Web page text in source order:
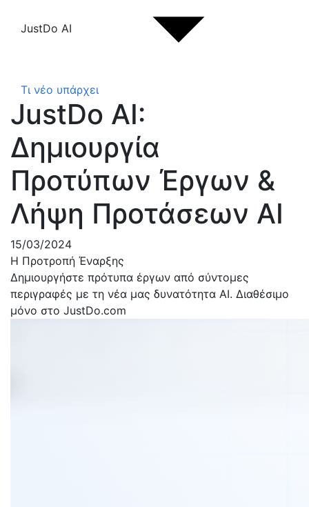
JustDo AI
Τι νέο υπάρχει
JustDo AI:
Δημιουργία
Προτύπων Έργων &
Λήψη Προτάσεων AI
15/03/2024
Η Προτροπή Έναρξης
Δημιουργήστε πρότυπα έργων από σύντομες
περιγραφές με τη νέα μας δυνατότητα AI. Διαθέσιμο
μόνο στο JustDo.com